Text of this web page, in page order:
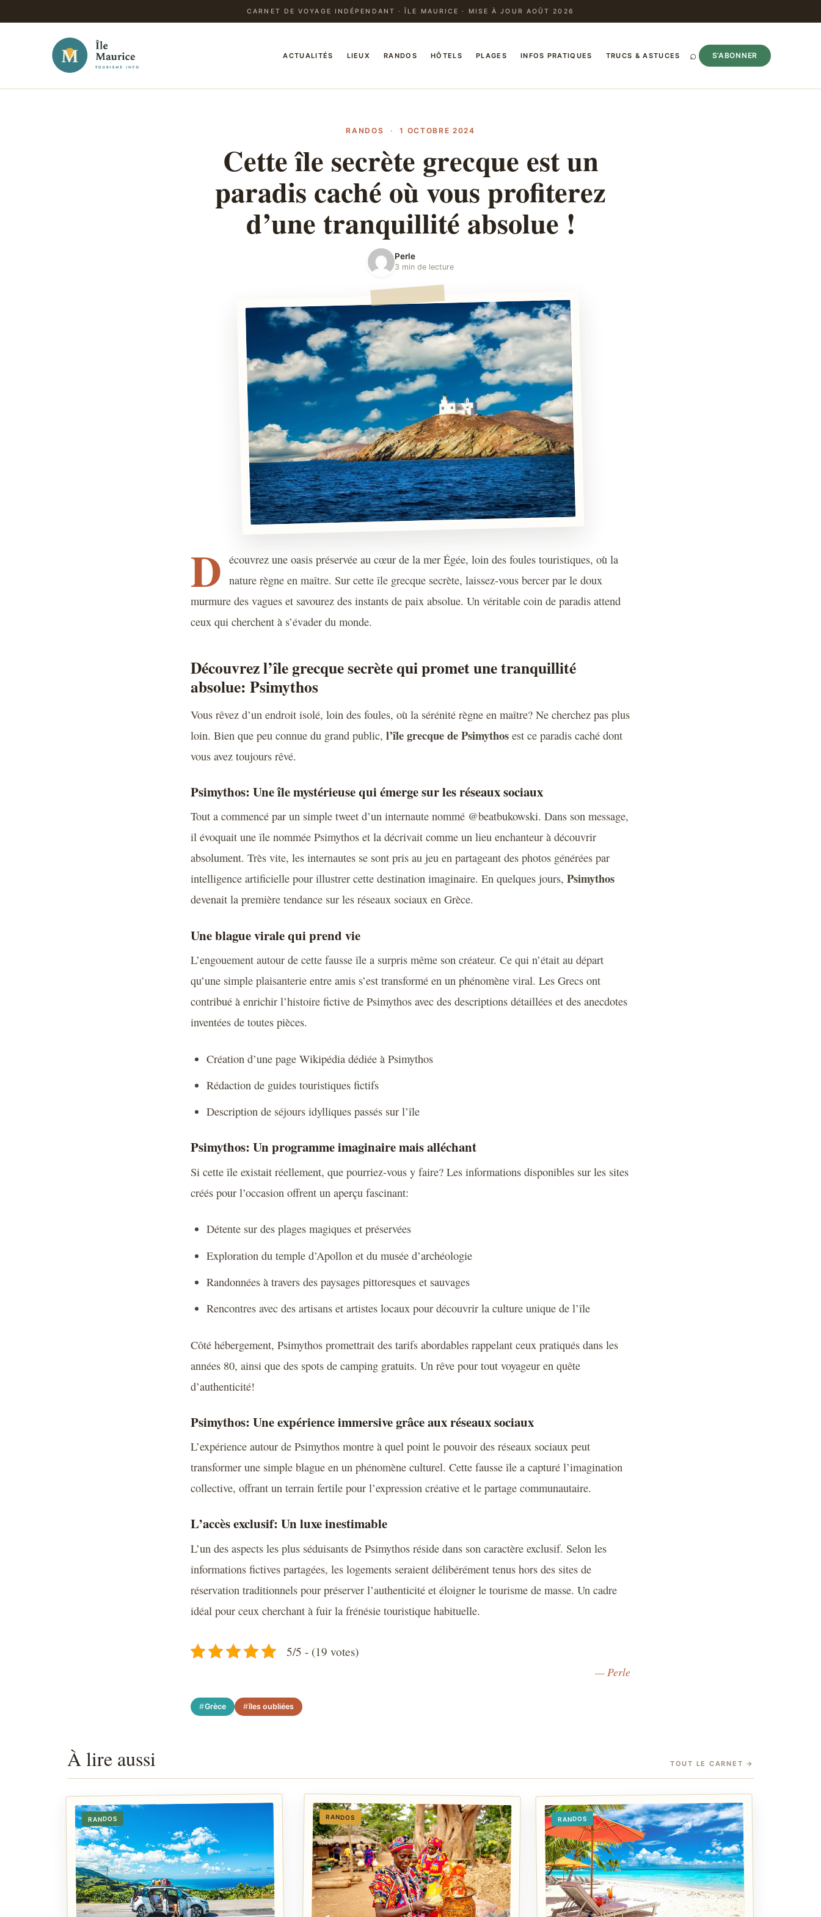
CARNET DE VOYAGE INDÉPENDANT · ÎLE MAURICE · MISE À JOUR AOÛT 2026
ACTUALITÉS LIEUX RANDOS HÔTELS PLAGES INFOS PRATIQUES TRUCS & ASTUCES ⌕ S’ABONNER
RANDOS · 1 OCTOBRE 2024
Cette île secrète grecque est un
paradis caché où vous profiterez
d’une tranquillité absolue !
Perle
3 min de lecture
D écouvrez une oasis préservée au cœur de la mer Égée, loin des foules touristiques, où la
nature règne en maître. Sur cette île grecque secrète, laissez-vous bercer par le doux
murmure des vagues et savourez des instants de paix absolue. Un véritable coin de paradis attend
ceux qui cherchent à s’évader du monde.
Découvrez l’île grecque secrète qui promet une tranquillité
absolue: Psimythos
Vous rêvez d’un endroit isolé, loin des foules, où la sérénité règne en maître? Ne cherchez pas plus
loin. Bien que peu connue du grand public, l’île grecque de Psimythos est ce paradis caché dont
vous avez toujours rêvé.
Psimythos: Une île mystérieuse qui émerge sur les réseaux sociaux
Tout a commencé par un simple tweet d’un internaute nommé @beatbukowski. Dans son message,
il évoquait une île nommée Psimythos et la décrivait comme un lieu enchanteur à découvrir
absolument. Très vite, les internautes se sont pris au jeu en partageant des photos générées par
intelligence artificielle pour illustrer cette destination imaginaire. En quelques jours, Psimythos
devenait la première tendance sur les réseaux sociaux en Grèce.
Une blague virale qui prend vie
L’engouement autour de cette fausse île a surpris même son créateur. Ce qui n’était au départ
qu’une simple plaisanterie entre amis s’est transformé en un phénomène viral. Les Grecs ont
contribué à enrichir l’histoire fictive de Psimythos avec des descriptions détaillées et des anecdotes
inventées de toutes pièces.
Création d’une page Wikipédia dédiée à Psimythos
Rédaction de guides touristiques fictifs
Description de séjours idylliques passés sur l’île
Psimythos: Un programme imaginaire mais alléchant
Si cette île existait réellement, que pourriez-vous y faire? Les informations disponibles sur les sites
créés pour l’occasion offrent un aperçu fascinant:
Détente sur des plages magiques et préservées
Exploration du temple d’Apollon et du musée d’archéologie
Randonnées à travers des paysages pittoresques et sauvages
Rencontres avec des artisans et artistes locaux pour découvrir la culture unique de l’île
Côté hébergement, Psimythos promettrait des tarifs abordables rappelant ceux pratiqués dans les
années 80, ainsi que des spots de camping gratuits. Un rêve pour tout voyageur en quête
d’authenticité!
Psimythos: Une expérience immersive grâce aux réseaux sociaux
L’expérience autour de Psimythos montre à quel point le pouvoir des réseaux sociaux peut
transformer une simple blague en un phénomène culturel. Cette fausse île a capturé l’imagination
collective, offrant un terrain fertile pour l’expression créative et le partage communautaire.
L’accès exclusif: Un luxe inestimable
L’un des aspects les plus séduisants de Psimythos réside dans son caractère exclusif. Selon les
informations fictives partagées, les logements seraient délibérément tenus hors des sites de
réservation traditionnels pour préserver l’authenticité et éloigner le tourisme de masse. Un cadre
idéal pour ceux cherchant à fuir la frénésie touristique habituelle.
5/5 - (19 votes)
— Perle
Grèce îles oubliées
À lire aussi TOUT LE CARNET →
RANDOS RANDOS RANDOS